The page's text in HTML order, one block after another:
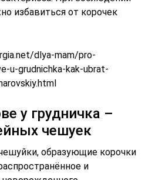
избавиться от корочек
dlya-mam/pro-
u-grudnichka-kak-ubrat-
у грудничка –
чешуек
образующие корочки
и